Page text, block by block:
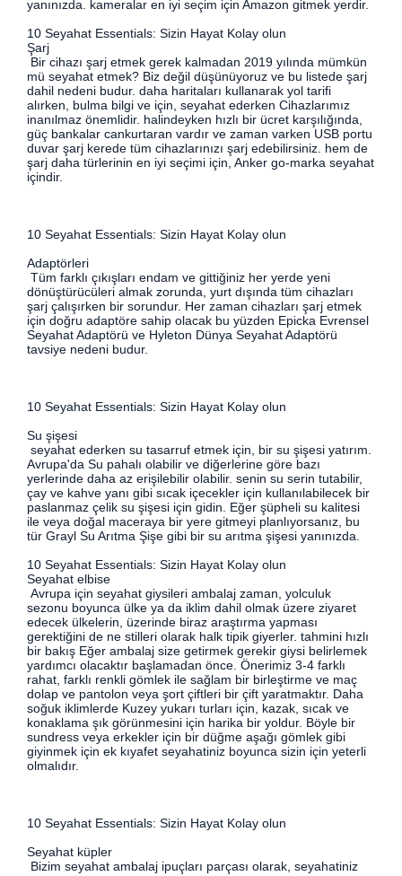
yanınızda. kameralar en iyi seçim için Amazon gitmek yerdir.
10 Seyahat Essentials: Sizin Hayat Kolay olun
Şarj
Bir cihazı şarj etmek gerek kalmadan 2019 yılında mümkün
mü seyahat etmek? Biz değil düşünüyoruz ve bu listede şarj
dahil nedeni budur. daha haritaları kullanarak yol tarifi
alırken, bulma bilgi ve için, seyahat ederken Cihazlarımız
inanılmaz önemlidir. halindeyken hızlı bir ücret karşılığında,
güç bankalar cankurtaran vardır ve zaman varken USB portu
duvar şarj kerede tüm cihazlarınızı şarj edebilirsiniz. hem de
şarj daha türlerinin en iyi seçimi için, Anker go-marka seyahat
içindir.
10 Seyahat Essentials: Sizin Hayat Kolay olun
Adaptörleri
Tüm farklı çıkışları endam ve gittiğiniz her yerde yeni
dönüştürücüleri almak zorunda, yurt dışında tüm cihazları
şarj çalışırken bir sorundur. Her zaman cihazları şarj etmek
için doğru adaptöre sahip olacak bu yüzden Epicka Evrensel
Seyahat Adaptörü ve Hyleton Dünya Seyahat Adaptörü
tavsiye nedeni budur.
10 Seyahat Essentials: Sizin Hayat Kolay olun
Su şişesi
seyahat ederken su tasarruf etmek için, bir su şişesi yatırım.
Avrupa'da Su pahalı olabilir ve diğerlerine göre bazı
yerlerinde daha az erişilebilir olabilir. senin su serin tutabilir,
çay ve kahve yanı gibi sıcak içecekler için kullanılabilecek bir
paslanmaz çelik su şişesi için gidin. Eğer şüpheli su kalitesi
ile veya doğal maceraya bir yere gitmeyi planlıyorsanız, bu
tür Grayl Su Arıtma Şişe gibi bir su arıtma şişesi yanınızda.
10 Seyahat Essentials: Sizin Hayat Kolay olun
Seyahat elbise
Avrupa için seyahat giysileri ambalaj zaman, yolculuk
sezonu boyunca ülke ya da iklim dahil olmak üzere ziyaret
edecek ülkelerin, üzerinde biraz araştırma yapması
gerektiğini de ne stilleri olarak halk tipik giyerler. tahmini hızlı
bir bakış Eğer ambalaj size getirmek gerekir giysi belirlemek
yardımcı olacaktır başlamadan önce. Önerimiz 3-4 farklı
rahat, farklı renkli gömlek ile sağlam bir birleştirme ve maç
dolap ve pantolon veya şort çiftleri bir çift yaratmaktır. Daha
soğuk iklimlerde Kuzey yukarı turları için, kazak, sıcak ve
konaklama şık görünmesini için harika bir yoldur. Böyle bir
sundress veya erkekler için bir düğme aşağı gömlek gibi
giyinmek için ek kıyafet seyahatiniz boyunca sizin için yeterli
olmalıdır.
10 Seyahat Essentials: Sizin Hayat Kolay olun
Seyahat küpler
Bizim seyahat ambalaj ipuçları parçası olarak, seyahatiniz